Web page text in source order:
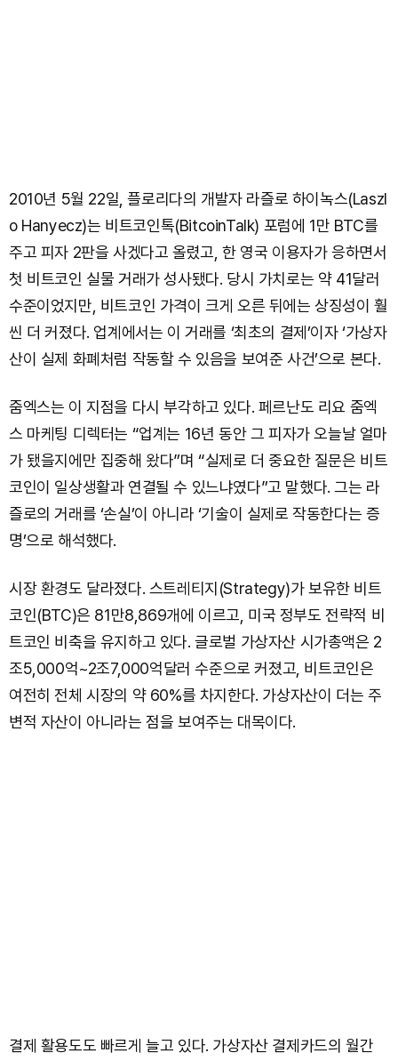
2010년 5월 22일, 플로리다의 개발자 라즐로 하이녹스(Laszl
o Hanyecz)는 비트코인톡(BitcoinTalk) 포럼에 1만 BTC를
주고 피자 2판을 사겠다고 올렸고, 한 영국 이용자가 응하면서
첫 비트코인 실물 거래가 성사됐다. 당시 가치로는 약 41달러
수준이었지만, 비트코인 가격이 크게 오른 뒤에는 상징성이 훨
씬 더 커졌다. 업계에서는 이 거래를 ‘최초의 결제’이자 ‘가상자
산이 실제 화폐처럼 작동할 수 있음을 보여준 사건’으로 본다.
줌엑스는 이 지점을 다시 부각하고 있다. 페르난도 리요 줌엑
스 마케팅 디렉터는 “업계는 16년 동안 그 피자가 오늘날 얼마
가 됐을지에만 집중해 왔다”며 “실제로 더 중요한 질문은 비트
코인이 일상생활과 연결될 수 있느냐였다”고 말했다. 그는 라
즐로의 거래를 ‘손실’이 아니라 ‘기술이 실제로 작동한다는 증
명’으로 해석했다.
시장 환경도 달라졌다. 스트레티지(Strategy)가 보유한 비트
코인(BTC)은 81만8,869개에 이르고, 미국 정부도 전략적 비
트코인 비축을 유지하고 있다. 글로벌 가상자산 시가총액은 2
조5,000억~2조7,000억달러 수준으로 커졌고, 비트코인은
여전히 전체 시장의 약 60%를 차지한다. 가상자산이 더는 주
변적 자산이 아니라는 점을 보여주는 대목이다.
결제 활용도도 빠르게 늘고 있다. 가상자산 결제카드의 월간